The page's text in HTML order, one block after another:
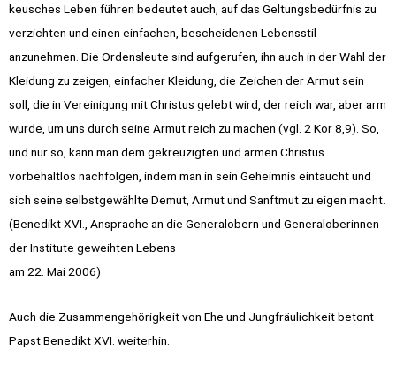
keusches Leben führen bedeutet auch, auf das Geltungsbedürfnis zu
verzichten und einen einfachen, bescheidenen Lebensstil
anzunehmen. Die Ordensleute sind aufgerufen, ihn auch in der Wahl der
Kleidung zu zeigen, einfacher Kleidung, die Zeichen der Armut sein
soll, die in Vereinigung mit Christus gelebt wird, der reich war, aber arm
wurde, um uns durch seine Armut reich zu machen (vgl. 2 Kor 8,9). So,
und nur so, kann man dem gekreuzigten und armen Christus
vorbehaltlos nachfolgen, indem man in sein Geheimnis eintaucht und
sich seine selbstgewählte Demut, Armut und Sanftmut zu eigen macht.
(Benedikt XVI., Ansprache an die Generalobern und Generaloberinnen
der Institute geweihten Lebens
am 22. Mai 2006)
Auch die Zusammengehörigkeit von Ehe und Jungfräulichkeit betont
Papst Benedikt XVI. weiterhin.